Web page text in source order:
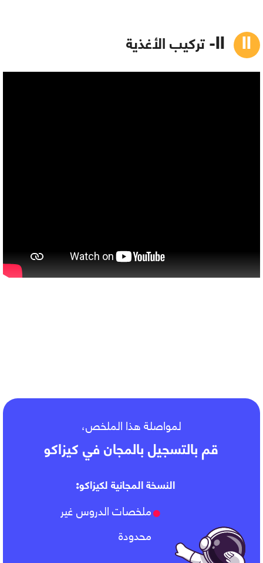
II- تركيب الأغذية
لمواصلة هذا الملخص،
قم بالتسجيل بالمجان في كيزاكو
النسخة المجانية لكيزاكو:
ملخصات الدروس غير
محدودة